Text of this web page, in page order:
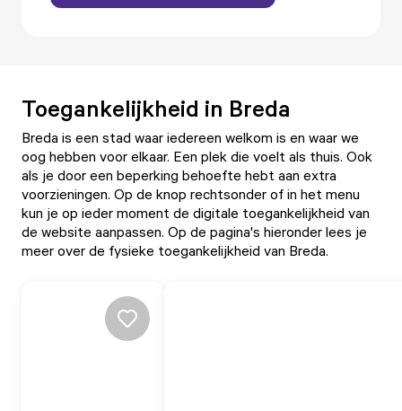
Toegankelijkheid in Breda
Breda is een stad waar iedereen welkom is en waar we
oog hebben voor elkaar. Een plek die voelt als thuis. Ook
als je door een beperking behoefte hebt aan extra
voorzieningen. Op de knop rechtsonder of in het menu
kun je op ieder moment de digitale toegankelijkheid van
de website aanpassen. Op de pagina's hieronder lees je
meer over de fysieke toegankelijkheid van Breda.